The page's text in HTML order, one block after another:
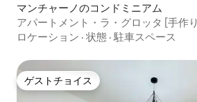
マンチャーノのコンドミニアム
アパートメント・ラ・グロッタ [手作
ロケーション · 状態 · 駐車スペース
ゲストチョイス
ゲストチョイス